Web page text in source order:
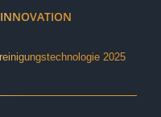
2025